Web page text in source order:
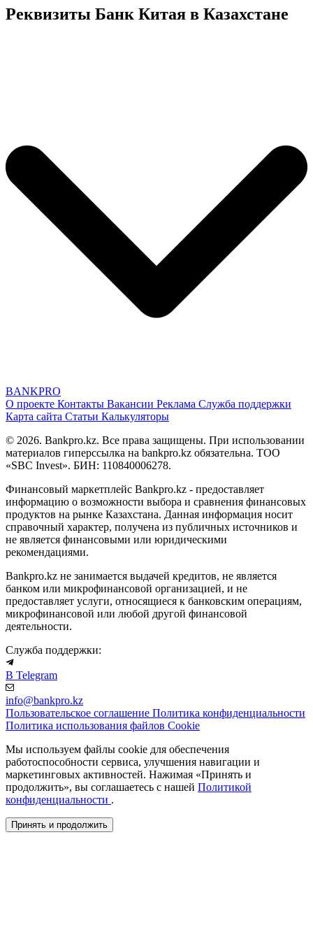
Реквизиты Банк Китая в Казахстане
BANKPRO
О проекте Контакты Вакансии Реклама Служба поддержки
Карта сайта Статьи Калькуляторы
© 2026. Bankpro.kz. Все права защищены. При использовании
материалов гиперссылка на bankpro.kz обязательна. ТОО
«SBC Invest». БИН: 110840006278.
Финансовый маркетплейс Bankpro.kz - предоставляет
информацию о возможности выбора и сравнения финансовых
продуктов на рынке Казахстана. Данная информация носит
справочный характер, получена из публичных источников и
не является финансовыми или юридическими
рекомендациями.
Bankpro.kz не занимается выдачей кредитов, не является
банком или микрофинансовой организацией, и не
предоставляет услуги, относящиеся к банковским операциям,
микрофинансовой или любой другой финансовой
деятельности.
Служба поддержки:
В Telegram
info@bankpro.kz
Пользовательское соглашение Политика конфиденциальности
Политика использования файлов Cookie
Мы используем файлы cookie для обеспечения
работоспособности сервиса, улучшения навигации и
маркетинговых активностей. Нажимая «Принять и
продолжить», вы соглашаетесь с нашей Политикой
конфиденциальности .
Принять и продолжить